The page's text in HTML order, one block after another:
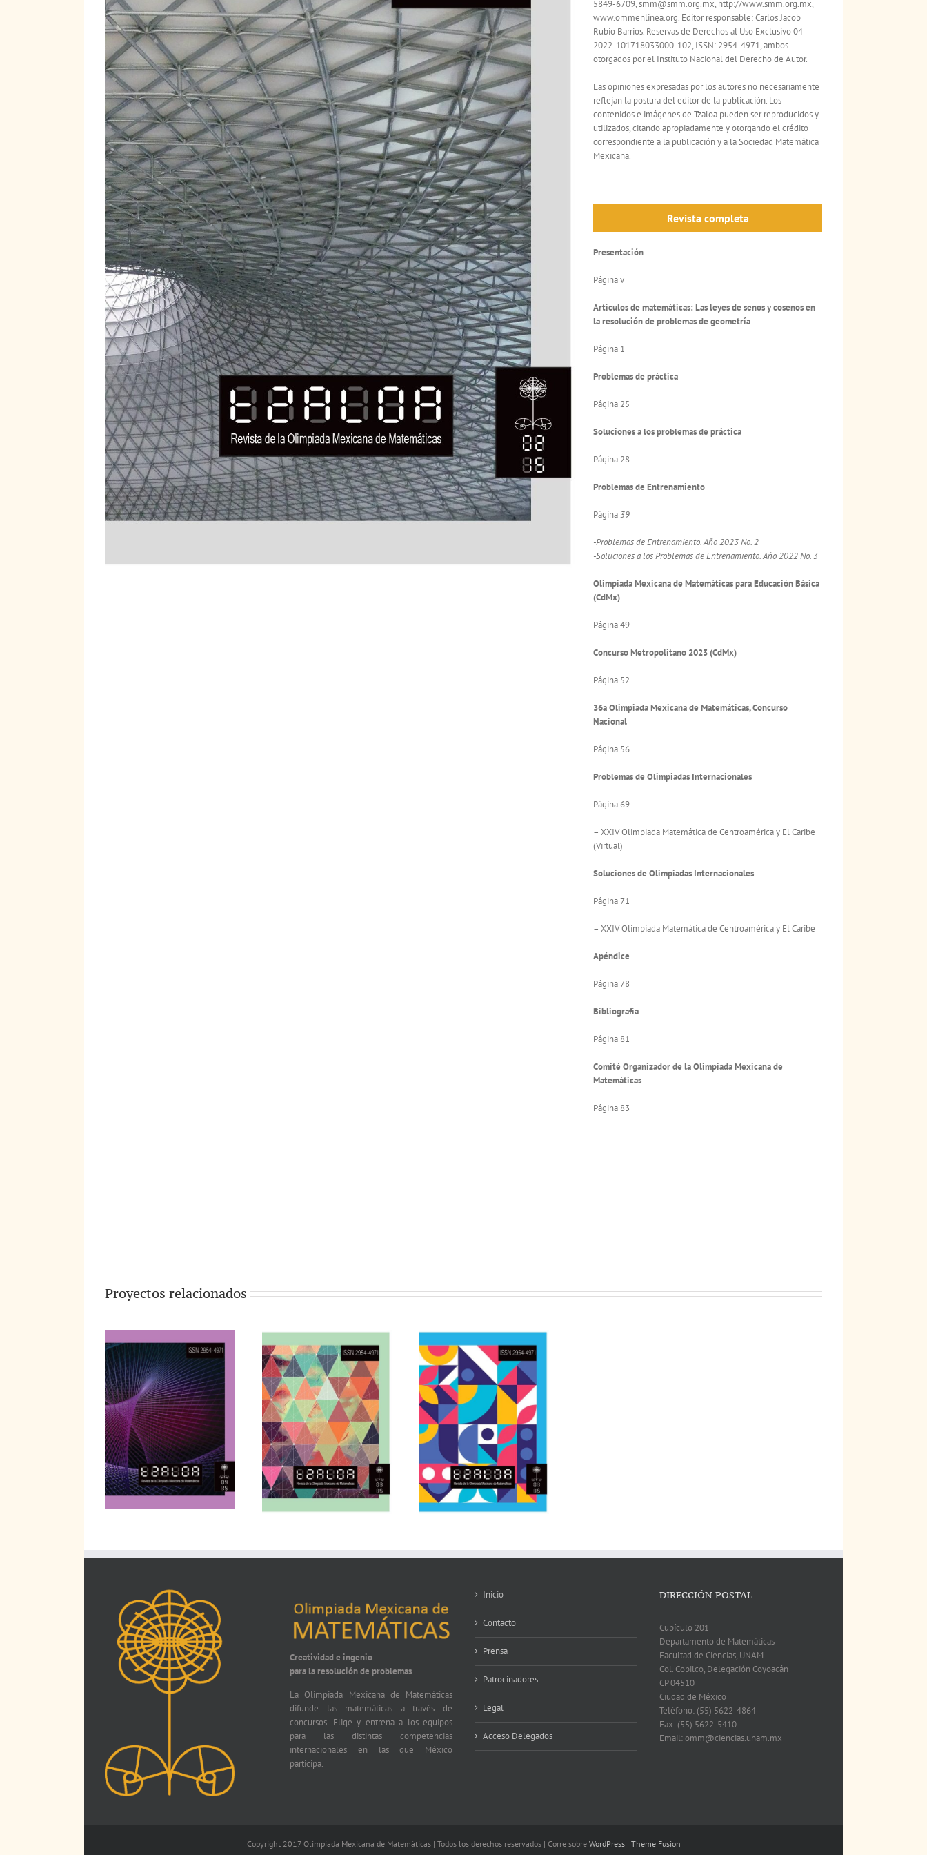
5849-6709, smm@smm.org.mx, http://www.smm.org.mx,
www.ommenlinea.org. Editor responsable: Carlos Jacob
Rubio Barrios. Reservas de Derechos al Uso Exclusivo 04-
2022-101718033000-102, ISSN: 2954-4971, ambos
otorgados por el Instituto Nacional del Derecho de Autor.
Las opiniones expresadas por los autores no necesariamente
reflejan la postura del editor de la publicación. Los
contenidos e imágenes de Tzaloa pueden ser reproducidos y
utilizados, citando apropiadamente y otorgando el crédito
correspondiente a la publicación y a la Sociedad Matemática
Mexicana.
Revista completa
Presentación
Página v
Artículos de matemáticas: Las leyes de senos y cosenos en
la resolución de problemas de geometría
Página 1
Problemas de práctica
Página 25
Soluciones a los problemas de práctica
Página 28
Problemas de Entrenamiento
Página39
-Problemas de Entrenamiento. Año 2023 No. 2
-Soluciones a los Problemas de Entrenamiento. Año 2022 No. 3
Olimpiada Mexicana de Matemáticas para Educación Básica
(CdMx)
Página 49
Concurso Metropolitano 2023 (CdMx)
Página 52
36a Olimpiada Mexicana de Matemáticas, Concurso
Nacional
Página 56
Problemas de Olimpiadas Internacionales
Página 69
– XXIV Olimpiada Matemática de Centroamérica y El Caribe
(Virtual)
Soluciones de Olimpiadas Internacionales
Página 71
– XXIV Olimpiada Matemática de Centroamérica y El Caribe
Apéndice
Página 78
Bibliografía
Página 81
Comité Organizador de la Olimpiada Mexicana de
Matemáticas
Página 83
Proyectos relacionados
Creatividad e ingenio
para la resolución de problemas
La Olimpiada Mexicana de Matemáticas
difunde las matemáticas a través de
concursos. Elige y entrena a los equipos
para las distintas competencias
internacionales en las que México
participa.
Inicio
Contacto
Prensa
Patrocinadores
Legal
Acceso Delegados
DIRECCIÓN POSTAL
Cubículo 201
Departamento de Matemáticas
Facultad de Ciencias, UNAM
Col. Copilco, Delegación Coyoacán
CP 04510
Ciudad de México
Teléfono: (55) 5622-4864
Fax: (55) 5622-5410
Email: omm@ciencias.unam.mx
Copyright 2017 Olimpiada Mexicana de Matemáticas | Todos los derechos reservados | Corre sobre WordPress| Theme Fusion